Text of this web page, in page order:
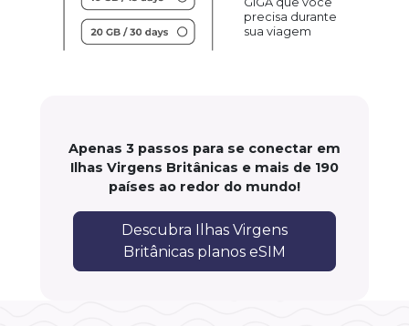
precisa durante
sua viagem
Apenas 3 passos para se conectar em
Ilhas Virgens Britânicas e mais de 190
países ao redor do mundo!
Descubra Ilhas Virgens
Britânicas planos eSIM